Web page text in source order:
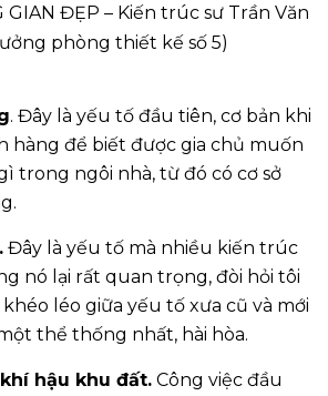
GIAN ĐẸP – Kiến trúc sư Trần Văn
phòng thiết kế số 5)
. Đây là yếu tố đầu tiên, cơ bản khi
hàng để biết được gia chủ muốn
trong ngôi nhà, từ đó có cơ sở
Đây là yếu tố mà nhiều kiến trúc
nó lại rất quan trọng, đòi hỏi tôi
léo giữa yếu tố xưa cũ và mới
thể thống nhất, hài hòa.
hậu khu đất. Công việc đầu